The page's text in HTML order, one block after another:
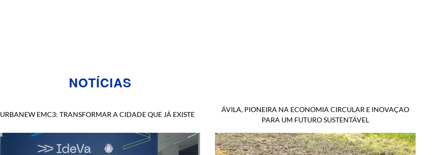
NOTÍCIAS
URBANEW EMC3: TRANSFORMAR A CIDADE QUE JÁ EXISTE
ÁVILA, PIONEIRA NA ECONOMIA CIRCULAR E INOVAÇAO
PARA UM FUTURO SUSTENTÁVEL